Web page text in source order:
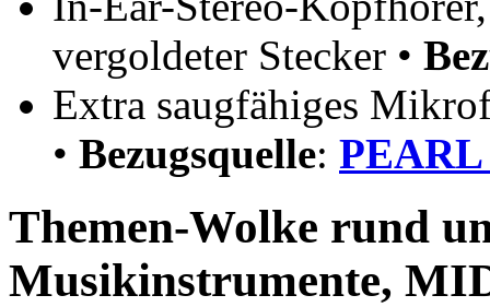
vergoldeter Stecker •
Extra saugfähiges
• Bezugsquelle: PEARL
Themen-Wolke rund
Musikinstrumente,